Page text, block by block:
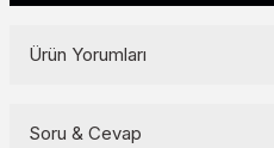
Ürün Yorumları
Soru & Cevap